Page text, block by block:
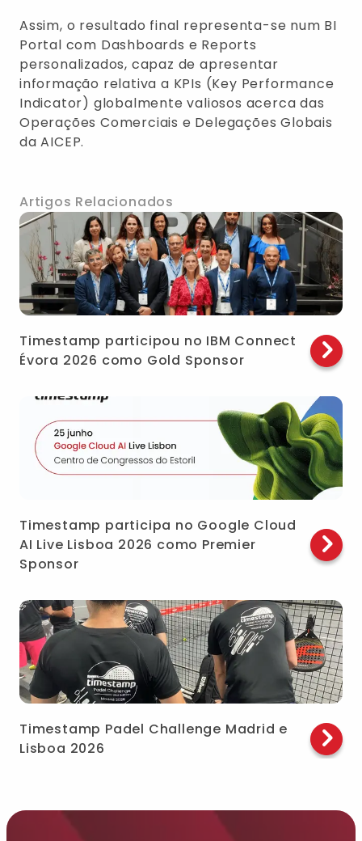
Assim, o resultado final representa-se num BI
Portal com Dashboards e Reports
personalizados, capaz de apresentar
informação relativa a KPIs (Key Performance
Indicator) globalmente valiosos acerca das
Operações Comerciais e Delegações Globais
da AICEP.
Artigos Relacionados
Timestamp participou no IBM Connect
Évora 2026 como Gold Sponsor
Timestamp participa no Google Cloud
AI Live Lisboa 2026 como Premier
Sponsor
Timestamp Padel Challenge Madrid e
Lisboa 2026